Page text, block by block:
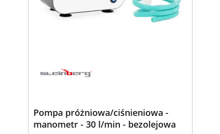
Pompa próżniowa/ciśnieniowa -
manometr - 30 l/min - bezolejowa